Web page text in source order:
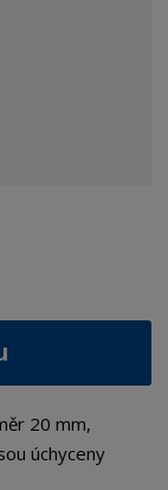
20 mm,
úchyceny